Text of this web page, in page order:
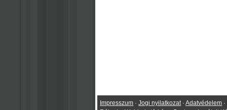
Impresszum ·Jogi nyilatkozat ·Adatvédelem ·